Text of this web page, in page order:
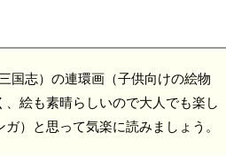
国志）の連環画（子供向けの絵物
絵も素晴らしいので大人でも楽し
）と思って気楽に読みましょう。